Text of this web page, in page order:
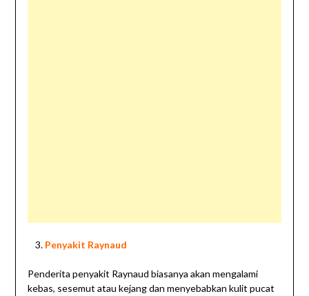
Penyakit Raynaud
Penderita penyakit Raynaud biasanya akan mengalami
kebas, sesemut atau kejang dan menyebabkan kulit pucat